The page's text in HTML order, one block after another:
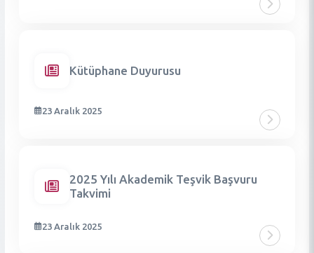
Kütüphane Duyurusu
23 Aralık 2025
2025 Yılı Akademik Teşvik Başvuru
Takvimi
23 Aralık 2025